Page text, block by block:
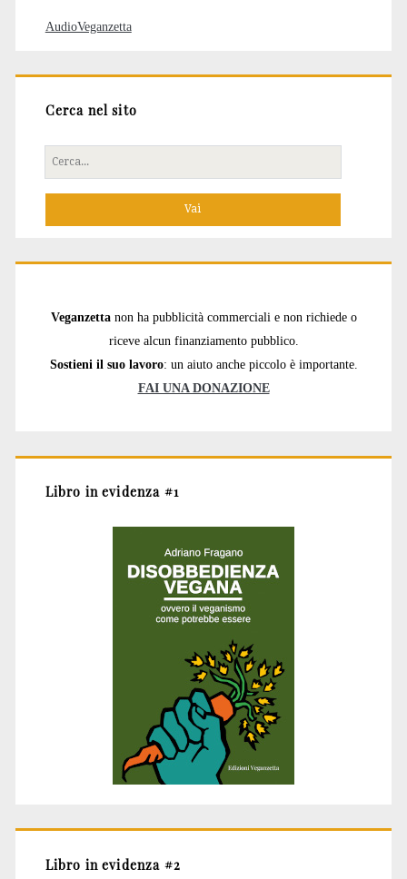
AudioVeganzetta
Cerca nel sito
Cerca
per:
Veganzetta non ha pubblicità commerciali e non richiede o
riceve alcun finanziamento pubblico.
Sostieni il suo lavoro: un aiuto anche piccolo è importante.
FAI UNA DONAZIONE
Libro in evidenza #1
Libro in evidenza #2